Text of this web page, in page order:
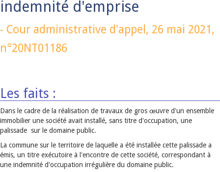
indemnité d'emprise
- Cour administrative d'appel, 26 mai 2021,
n°20NT01186
Les faits :
Dans le cadre de la réalisation de travaux de gros œuvre d'un ensemble
immobilier une société avait installé, sans titre d'occupation, une
palissade sur le domaine public.
La commune sur le territoire de laquelle a été installée cette palissade a
émis, un titre exécutoire à l'encontre de cette société, correspondant à
une indemnité d'occupation irrégulière du domaine public.